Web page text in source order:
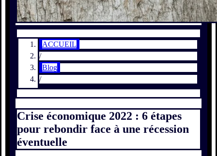
ACCUEIL
/
Blog
/
Crise économique 2022 : 6 étapes
pour rebondir face à une récession
éventuelle